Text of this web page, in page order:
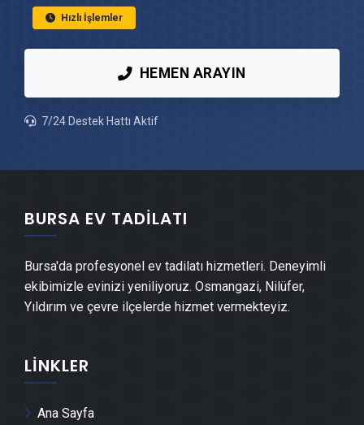
Kestel Ahşap Ev Yapımı
Kestel Peyzaj Hizmetleri
Kestel Mantolama Ustası
Kestel Şömine Yapımı
Kestel Mermer & Doğal Taş
Kestel Şap Ustası
Kestel Alçı & Sıva Ustası
Kestel Kepenk & Panjur Montajı
Kestel Tente Montajı
Hızlı İşlemler
HEMEN ARAYIN
7/24 Destek Hattı Aktif
BURSA EV TADILATI
Bursa'da profesyonel ev tadilatı hizmetleri. Deneyimli
ekibimizle evinizi yeniliyoruz. Osmangazi, Nilüfer,
Yıldırım ve çevre ilçelerde hizmet vermekteyiz.
LINKLER
Ana Sayfa